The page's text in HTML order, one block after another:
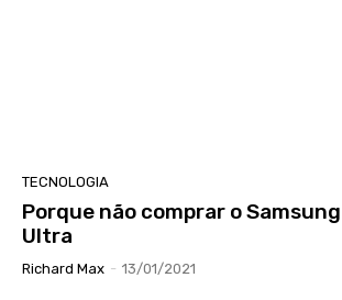
TECNOLOGIA
Porque não comprar o
Ultra
Richard Max - 13/01/2021